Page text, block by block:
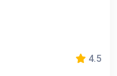
4.5